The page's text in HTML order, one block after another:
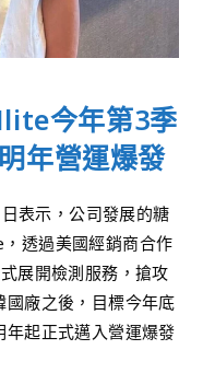
今年第3季
年營運爆發
表示，公司發展的糖
透過美國經銷商合作
展開檢測服務，搶攻
廠之後，目標今年底
起正式邁入營運爆發